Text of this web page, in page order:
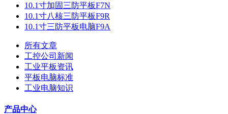
10.1寸加固三防平板F7N
10.1寸八核三防平板F9R
10.1寸三防平板电脑F9A
所有文章
工控公司新闻
工业平板资讯
平板电脑标准
工业电脑知识
产品中心